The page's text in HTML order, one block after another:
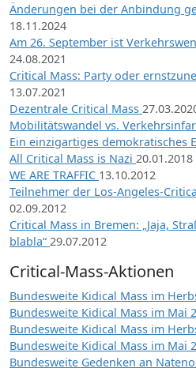
Änderungen bei der Anbindung
18.11.2024
Am 26. September ist
24.08.2021
Critical Mass: Party oder
13.07.2021
Dezentrale Critical Mass
Mobilitätswandel vs.
Ein einzigartiges demokratisches
All Critical Mass is Nazi 20.01.2018
WE ARE TRAFFIC 13.10.2012
Teilnehmer der Los-Angeles-
02.09.2012
Critical Mass in Bremen: „Jaja,
blabla“ 29.07.2012
Critical-Mass-Aktionen
Bundesweite Kidical Mass im
Bundesweite Kidical Mass im Mai
Bundesweite Kidical Mass im
Bundesweite Kidical Mass im Mai
Bundesweite Gedenken an